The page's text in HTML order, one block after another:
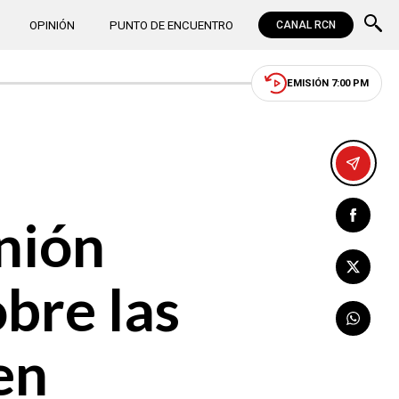
OPINIÓN PUNTO DE ENCUENTRO CANAL RCN
EMISIÓN 7:00 PM
las